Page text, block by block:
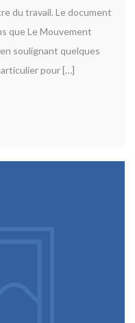
du travail. Le document
que Le Mouvement
soulignant quelques
pour […]